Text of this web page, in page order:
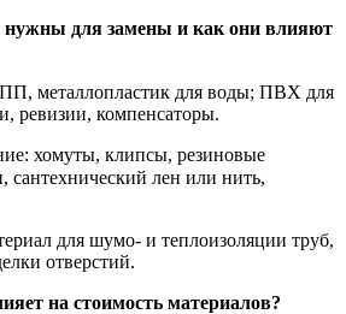
для замены и как они влияют
металлопластик для воды; ПВХ для
ревизии, компенсаторы.
хомуты, клипсы, резиновые
сантехнический лен или нить,
для шумо- и теплоизоляции труб,
отверстий.
на стоимость материалов?